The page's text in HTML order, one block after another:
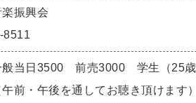
振興会
8511
般当日3500 前売3000 学生（25
午前・午後を通してお聴き頂けま